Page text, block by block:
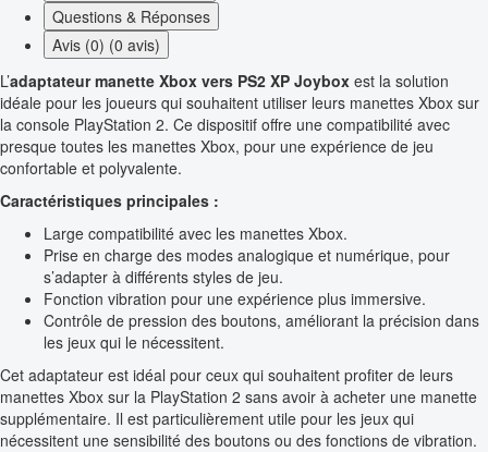
Questions & Réponses
Avis (0) (0 avis)
L’adaptateur manette Xbox vers PS2 XP Joybox est la solution
idéale pour les joueurs qui souhaitent utiliser leurs manettes Xbox sur
la console PlayStation 2. Ce dispositif offre une compatibilité avec
presque toutes les manettes Xbox, pour une expérience de jeu
confortable et polyvalente.
Caractéristiques principales :
Large compatibilité avec les manettes Xbox.
Prise en charge des modes analogique et numérique, pour
s’adapter à différents styles de jeu.
Fonction vibration pour une expérience plus immersive.
Contrôle de pression des boutons, améliorant la précision dans
les jeux qui le nécessitent.
Cet adaptateur est idéal pour ceux qui souhaitent profiter de leurs
manettes Xbox sur la PlayStation 2 sans avoir à acheter une manette
supplémentaire. Il est particulièrement utile pour les jeux qui
nécessitent une sensibilité des boutons ou des fonctions de vibration.